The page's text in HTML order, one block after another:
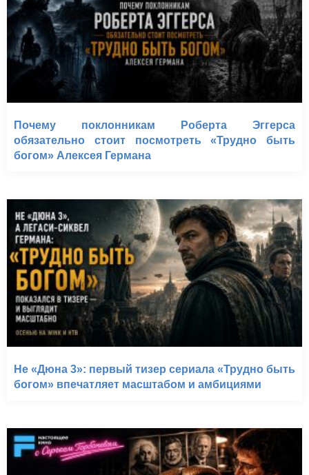
Почему поклонникам Роберта Эггерса
обязательно стоит посмотреть «Трудно быть
богом» Алексея Германа
Не «Дюна 3»: первый тизер сериала «Трудно быть
богом» впечатляет масштабом и амбициями